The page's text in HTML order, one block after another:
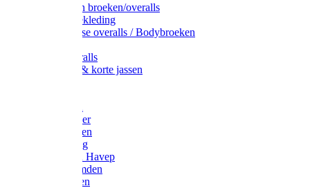
Toebehoren broeken/overalls
Signalisatiekleding
Amerikaanse overalls / Bodybroeken
Kinderoveralls
Stofjassen & korte jassen
Bodywarmer
Werkbroeken
Zaagkleding
Werkjassen Havep
Thermohemden
Overhemden